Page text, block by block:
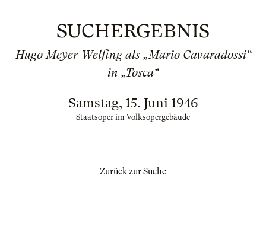
SUCHERGEBNIS
Hugo Meyer-Welfing als „Mario Cavaradossi“
in „Tosca“
Samstag, 15. Juni 1946
Staatsoper im Volksopergebäude
Zurück zur Suche